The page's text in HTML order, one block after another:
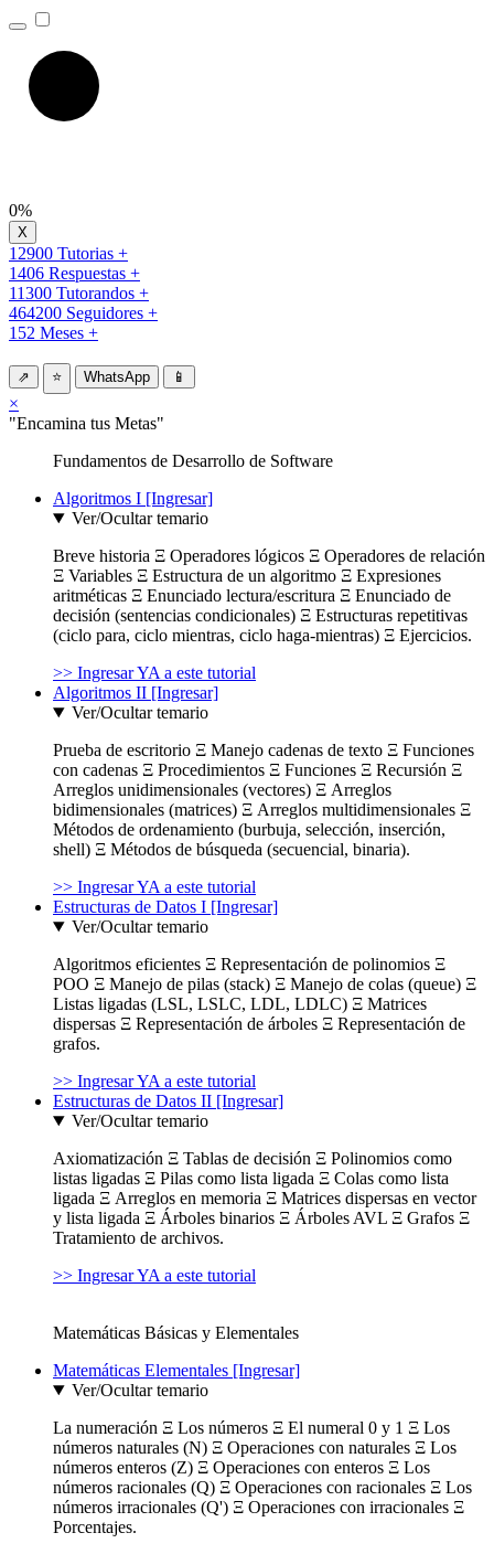
0%
12900 Tutorias +
1406 Respuestas +
11300 Tutorandos +
464200 Seguidores +
152 Meses +
⇗ ⭐ WhatsApp 📱
×
"Encamina tus Metas"
Fundamentos de Desarrollo de Software
Algoritmos I [Ingresar]
Ver/Ocultar temario
Breve historia Ξ Operadores lógicos Ξ Operadores de relación
Ξ Variables Ξ Estructura de un algoritmo Ξ Expresiones
aritméticas Ξ Enunciado lectura/escritura Ξ Enunciado de
decisión (sentencias condicionales) Ξ Estructuras repetitivas
(ciclo para, ciclo mientras, ciclo haga-mientras) Ξ Ejercicios.
>> Ingresar YA a este tutorial
Algoritmos II [Ingresar]
Ver/Ocultar temario
Prueba de escritorio Ξ Manejo cadenas de texto Ξ Funciones
con cadenas Ξ Procedimientos Ξ Funciones Ξ Recursión Ξ
Arreglos unidimensionales (vectores) Ξ Arreglos
bidimensionales (matrices) Ξ Arreglos multidimensionales Ξ
Métodos de ordenamiento (burbuja, selección, inserción,
shell) Ξ Métodos de búsqueda (secuencial, binaria).
>> Ingresar YA a este tutorial
Estructuras de Datos I [Ingresar]
Ver/Ocultar temario
Algoritmos eficientes Ξ Representación de polinomios Ξ
POO Ξ Manejo de pilas (stack) Ξ Manejo de colas (queue) Ξ
Listas ligadas (LSL, LSLC, LDL, LDLC) Ξ Matrices
dispersas Ξ Representación de árboles Ξ Representación de
grafos.
>> Ingresar YA a este tutorial
Estructuras de Datos II [Ingresar]
Ver/Ocultar temario
Axiomatización Ξ Tablas de decisión Ξ Polinomios como
listas ligadas Ξ Pilas como lista ligada Ξ Colas como lista
ligada Ξ Arreglos en memoria Ξ Matrices dispersas en vector
y lista ligada Ξ Árboles binarios Ξ Árboles AVL Ξ Grafos Ξ
Tratamiento de archivos.
>> Ingresar YA a este tutorial
Matemáticas Básicas y Elementales
Matemáticas Elementales [Ingresar]
Ver/Ocultar temario
La numeración Ξ Los números Ξ El numeral 0 y 1 Ξ Los
números naturales (N) Ξ Operaciones con naturales Ξ Los
números enteros (Z) Ξ Operaciones con enteros Ξ Los
números racionales (Q) Ξ Operaciones con racionales Ξ Los
números irracionales (Q') Ξ Operaciones con irracionales Ξ
Porcentajes.